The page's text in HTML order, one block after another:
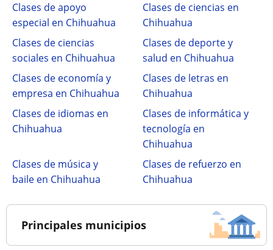
Clases de apoyo
especial en Chihuahua
Clases de ciencias en
Chihuahua
Clases de ciencias
sociales en Chihuahua
Clases de deporte y
salud en Chihuahua
Clases de economía y
empresa en Chihuahua
Clases de letras en
Chihuahua
Clases de idiomas en
Chihuahua
Clases de informática y
tecnología en
Chihuahua
Clases de música y
baile en Chihuahua
Clases de refuerzo en
Chihuahua
Principales municipios